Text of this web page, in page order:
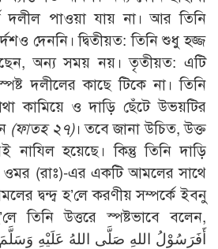
দলীল পাওয়া যায় না। আর তিনি
দেননি। দ্বিতীয়ত: তিনি শুধু হজ্জ
অন্য সময় নয়। তৃতীয়ত: এটি
দলীলের কাছে টিকে না। তিনি
কামিয়ে ও দাড়ি ছেঁটে উভয়টির
(ফাতহ ২৭)। তবে জানা উচিত, উক্ত
হয়েছে। কিন্তু তিনি দাড়ি
ওমর (রাঃ)-এর একটি আমলের সাথে
দ্বন্দ্ব হ’লে করণীয় সম্পর্কে ইবনু
তিনি উত্তরে স্পষ্টভাবে বলেন,
أَفَرَسُوْلُ اللهِ صَلَّى اللهُ عَلَيْهِ